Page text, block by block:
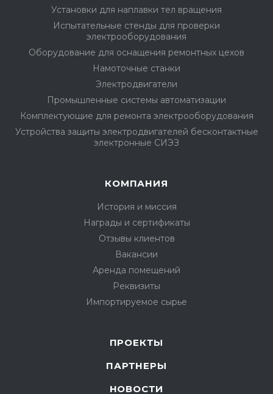
Установки для наплавки тел вращения
Испытательные стенды для проверки
электрооборудования
Оборудование для оснащения ремонтных цехов
Намоточные станки
Электродвигатели
Промышленные системы автоматизации
Комплектующие для ремонта электрооборудования
Устройства защиты электродвигателей бесконтактные
электронные СИЭЗ
КОМПАНИЯ
История и миссия
Награды и сертификаты
Отзывы клиентов
Вакансии
Аренда помещений
Реквизиты
Импортируемое сырье
ПРОЕКТЫ
ПАРТНЕРЫ
НОВОСТИ